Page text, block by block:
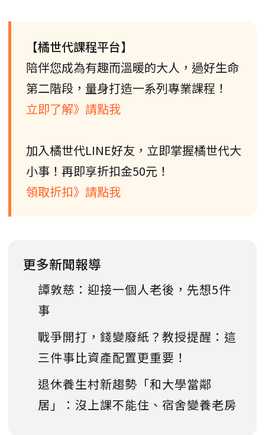
【橘世代課程平台】
陪伴您成為有趣而溫暖的大人，過好生命
第二階段，量身打造一系列專業課程！
立即了解》請點我
加入橘世代LINE好友，立即掌握橘世代大
小事！再即享折扣金50元！
領取折扣》請點我
更多新聞報導
譚敦慈：迎接一個人老後，先想5件
事
戰爭開打，錢變廢紙？教授提醒：這
三件事比資產配置更重要！
退休養生村新趨勢「和大學當鄰
居」：沒上課不能住、宿舍變養老房